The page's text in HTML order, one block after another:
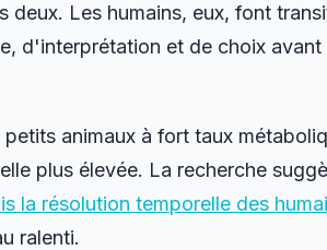
deux. Les humains, eux, font
d'interprétation et de choix avant
petits animaux à fort taux
plus élevée. La recherche
la résolution temporelle des
ralenti.